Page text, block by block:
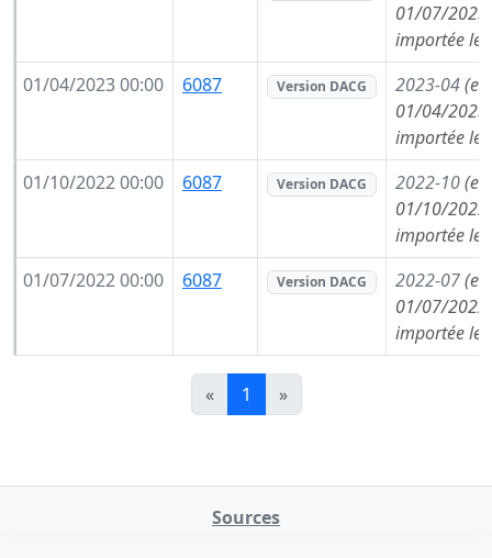
01/07/
importée le
01/04/2023 00:00
6087 Version DACG 2023-04
01/04/
importée le
01/10/2022 00:00
6087 Version DACG 2022-10
01/10/
importée le
01/07/2022 00:00
6087 Version DACG 2022-07
01/07/
importée le
« 1 »
Sources